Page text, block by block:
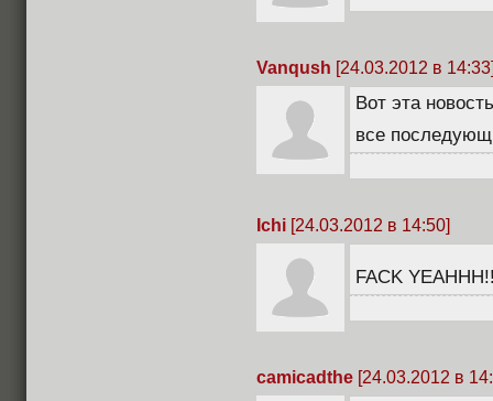
Vanqush [24.03.2012 в
Вот эта
все
Ichi [24.03.2012 в 14:50]
FACK
camicadthe [24.03.2012 в